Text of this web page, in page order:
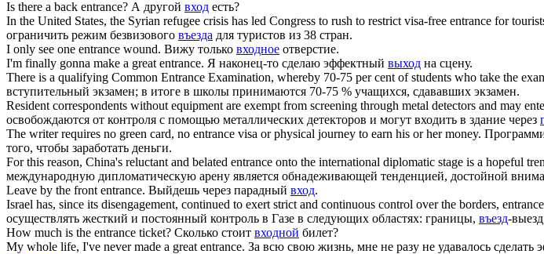
Is there a back entrance? А другой вход есть?
In the United States, the Syrian refugee crisis has led Congress to rush to restrict visa-free entrance for
ограничить режим безвизового въезда для туристов из 38 стран.
I only see one entrance wound. Вижу только входное отверстие.
I'm finally gonna make a great entrance. Я наконец-то сделаю эффектный выход на сцену.
There is a qualifying Common Entrance Examination, whereby 70-75 per cent of students who take the
вступительный экзамен; в итоге в школы принимаются 70-75 % учащихся, сдававших экзамен.
Resident correspondents without equipment are exempt from screening through metal detectors and may
освобождаются от контроля с помощью металлических детекторов и могут входить в здание через
The writer requires no green card, no entrance visa or physical journey to earn his or her money.
того, чтобы заработать деньги.
For this reason, China's reluctant and belated entrance onto the international diplomatic stage is a hopeful
международную дипломатическую арену является обнадеживающей тенденцией, достойной
Leave by the front entrance. Выйдешь через парадный вход.
Israel has, since its disengagement, continued to exert strict and continuous control over the borders, entrance
осуществлять жесткий и постоянный контроль в Газе в следующих областях: границы, въезд-
How much is the entrance ticket? Сколько стоит входной билет?
My whole life, I've never made a great entrance. За всю свою жизнь, мне не разу не удавалось сделать